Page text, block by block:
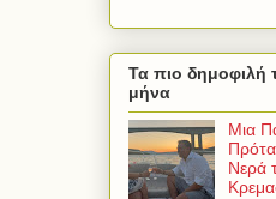
Τα πιο δημοφιλή
μήνα
Μια
Νερά